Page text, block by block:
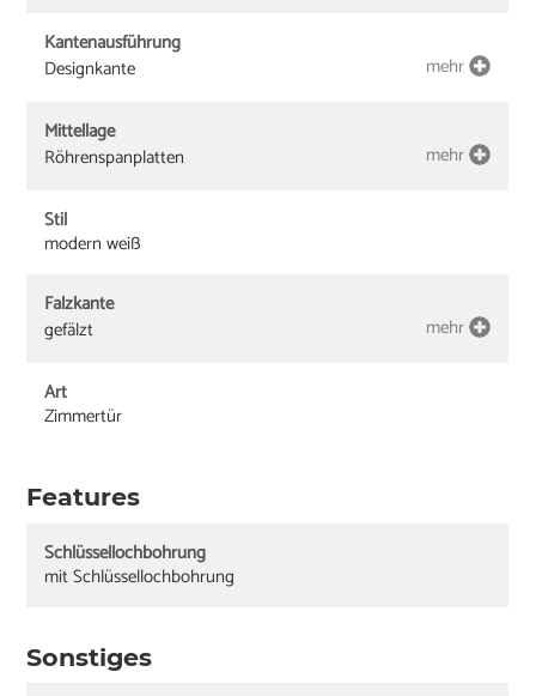
Kantenausführung
Designkante
mehr
Mittellage
Röhrenspanplatten
mehr
Stil
modern weiß
Falzkante
gefälzt
mehr
Art
Zimmertür
Features
Schlüssellochbohrung
mit Schlüssellochbohrung
Sonstiges